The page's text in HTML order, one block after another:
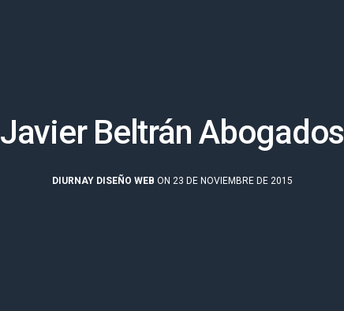
Javier Beltrán Abogados
DIURNAY DISEÑO WEB ON 23 DE NOVIEMBRE DE 2015